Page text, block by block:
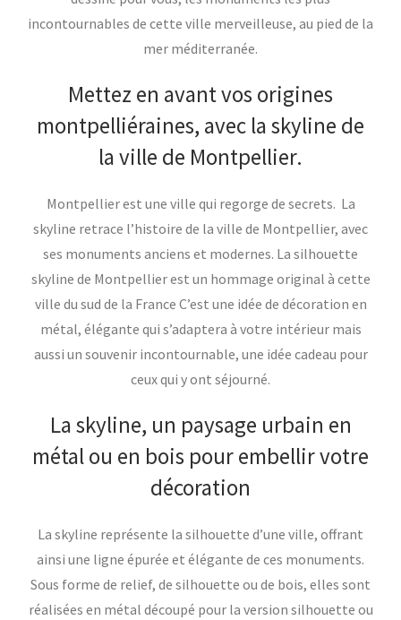
incontournables de cette ville merveilleuse, au pied de la
mer méditerranée.
Mettez en avant vos origines
montpelliéraines, avec la skyline de
la ville de Montpellier.
Montpellier est une ville qui regorge de secrets. La
skyline retrace l’histoire de la ville de Montpellier, avec
ses monuments anciens et modernes. La silhouette
skyline de Montpellier est un hommage original à cette
ville du sud de la France C’est une idée de décoration en
métal, élégante qui s’adaptera à votre intérieur mais
aussi un souvenir incontournable, une idée cadeau pour
ceux qui y ont séjourné.
La skyline, un paysage urbain en
métal ou en bois pour embellir votre
décoration
La skyline représente la silhouette d’une ville, offrant
ainsi une ligne épurée et élégante de ces monuments.
Sous forme de relief, de silhouette ou de bois, elles sont
réalisées en métal découpé pour la version silhouette ou